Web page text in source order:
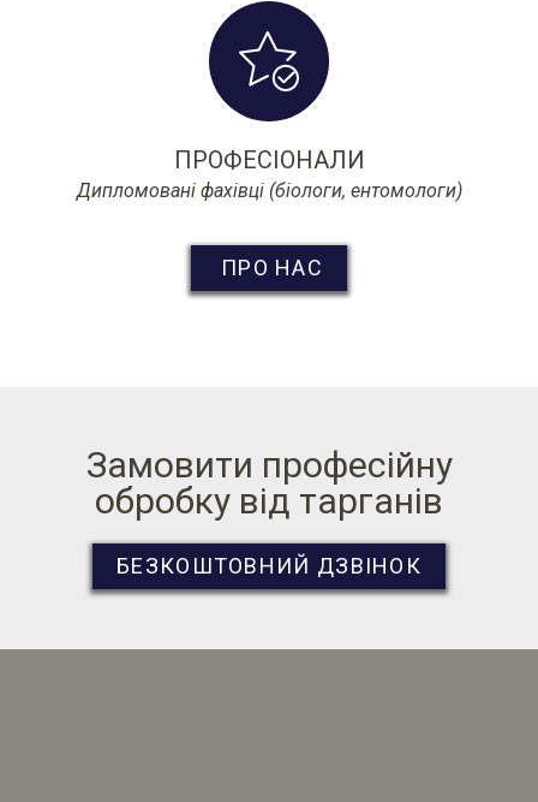
ПРОФЕСІОНАЛИ
Дипломовані фахівці (біологи, ентомологи)
ПРО НАС
Замовити професійну
обробку від тарганів
БЕЗКОШТОВНИЙ ДЗВІНОК